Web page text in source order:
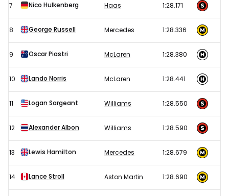
7 Nico Hulkenberg Haas 1:28.171
8 George Russell Mercedes 1:28.336
9 Oscar Piastri McLaren 1:28.380
10 Lando Norris McLaren 1:28.441
11 Logan Sargeant Williams 1:28.550
12 Alexander Albon Williams 1:28.590
13 Lewis Hamilton Mercedes 1:28.679
14 Lance Stroll Aston Martin 1:28.690